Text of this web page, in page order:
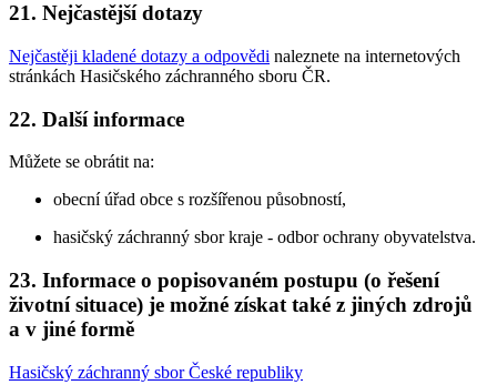
21. Nejčastější dotazy
Nejčastěji kladené dotazy a odpovědi naleznete na internetových
stránkách Hasičského záchranného sboru ČR.
22. Další informace
Můžete se obrátit na:
obecní úřad obce s rozšířenou působností,
hasičský záchranný sbor kraje - odbor ochrany obyvatelstva.
23. Informace o popisovaném postupu (o řešení
životní situace) je možné získat také z jiných zdrojů
a v jiné formě
Hasičský záchranný sbor České republiky